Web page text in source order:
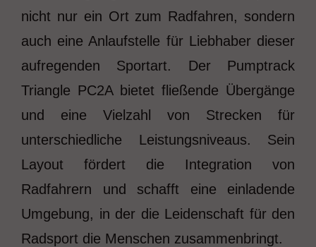
nicht nur ein Ort zum Radfahren, sondern
auch eine Anlaufstelle für Liebhaber dieser
aufregenden Sportart. Der Pumptrack
Triangle PC2A bietet fließende Übergänge
und eine Vielzahl von Strecken für
unterschiedliche Leistungsniveaus. Sein
Layout fördert die Integration von
Radfahrern und schafft eine einladende
Umgebung, in der die Leidenschaft für den
Radsport die Menschen zusammenbringt.